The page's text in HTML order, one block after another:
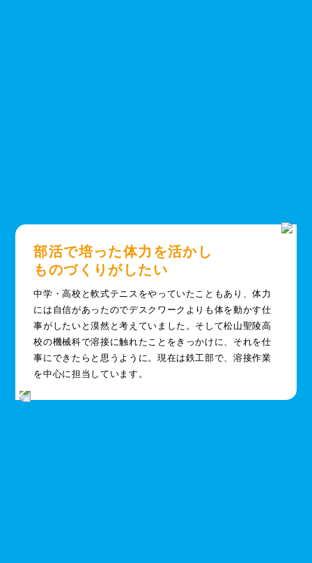
部活で培った体力を活かし
ものづくりがしたい
中学・高校と軟式テニスをやっていたこともあり、体力
には自信があったのでデスクワークよりも体を動かす仕
事がしたいと漠然と考えていました。そして松山聖陵高
校の機械科で溶接に触れたことをきっかけに、それを仕
事にできたらと思うように。現在は鉄工部で、溶接作業
を中心に担当しています。